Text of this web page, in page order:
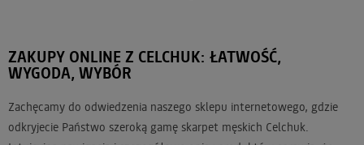
ZAKUPY ONLINE Z CELCHUK: ŁATWOŚĆ,
WYGODA, WYBÓR
Zachęcamy do odwiedzenia naszego sklepu internetowego, gdzie
odkryjecie Państwo szeroką gamę skarpet męskich Celchuk.